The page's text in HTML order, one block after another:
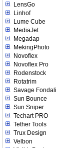
LensGo
Linhof
Lume Cube
MediaJet
Megadap
MekingPhoto
Novoflex
Novoflex Pro
Rodenstock
Rotatrim
Savage Fondali
Sun Bounce
Sun Sniper
Techart PRO
Tether Tools
Trux Design
Velbon